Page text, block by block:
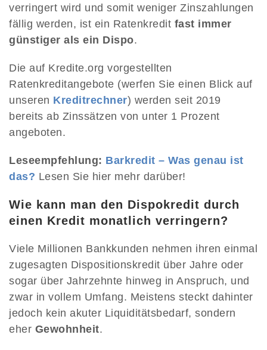
verringert wird und somit weniger Zinszahlungen
fällig werden, ist ein Ratenkredit fast immer
günstiger als ein Dispo.
Die auf Kredite.org vorgestellten
Ratenkreditangebote (werfen Sie einen Blick auf
unseren Kreditrechner) werden seit 2019
bereits ab Zinssätzen von unter 1 Prozent
angeboten.
Leseempfehlung: Barkredit – Was genau ist
das? Lesen Sie hier mehr darüber!
Wie kann man den Dispokredit durch
einen Kredit monatlich verringern?
Viele Millionen Bankkunden nehmen ihren einmal
zugesagten Dispositionskredit über Jahre oder
sogar über Jahrzehnte hinweg in Anspruch, und
zwar in vollem Umfang. Meistens steckt dahinter
jedoch kein akuter Liquiditätsbedarf, sondern
eher Gewohnheit.